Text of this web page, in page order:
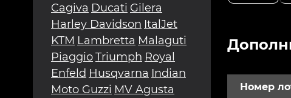
Cagiva Ducati Gilera
Harley Davidson ItalJet
KTM Lambretta Malaguti
PiaggioTriumph Royal
Enfeld Husqvarna Indian
Moto Guzzi MV Agusta
Номер